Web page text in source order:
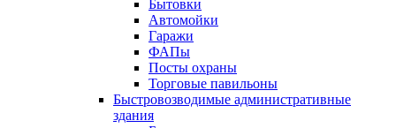
Бытовки
Автомойки
Гаражи
ФАПы
Посты охраны
Торговые павильоны
Быстровозводимые административные
здания